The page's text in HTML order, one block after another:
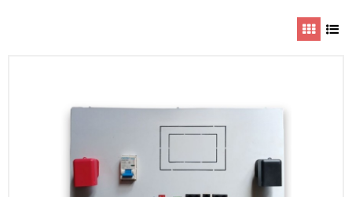
Готові рішення
Акумуляторні батареї